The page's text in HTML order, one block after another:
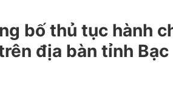
bố thủ tục hành
địa bàn tỉnh Bạc